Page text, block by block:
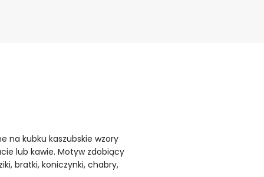
na kubku kaszubskie wzory
lub kawie. Motyw zdobiący
bratki, koniczynki, chabry,